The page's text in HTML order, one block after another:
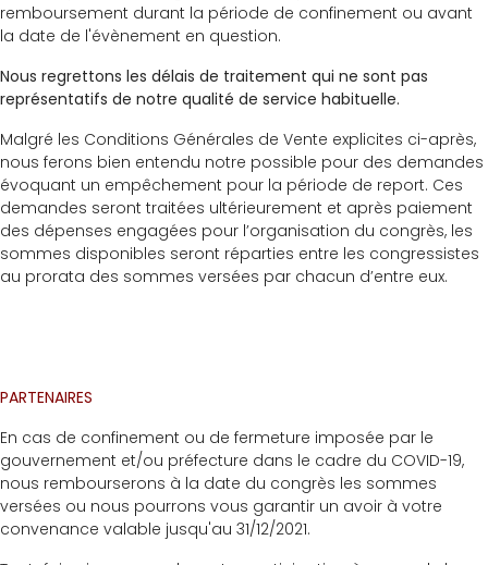
remboursement durant la période de confinement ou avant
la date de l'évènement en question.
Nous regrettons les délais de traitement qui ne sont pas
représentatifs de notre qualité de service habituelle.
Malgré les Conditions Générales de Vente explicites ci-après,
nous ferons bien entendu notre possible pour des demandes
évoquant un empêchement pour la période de report. Ces
demandes seront traitées ultérieurement et après paiement
des dépenses engagées pour l’organisation du congrès, les
sommes disponibles seront réparties entre les congressistes
au prorata des sommes versées par chacun d’entre eux.
PARTENAIRES
En cas de confinement ou de fermeture imposée par le
gouvernement et/ou préfecture dans le cadre du COVID-19,
nous rembourserons à la date du congrès les sommes
versées ou nous pourrons vous garantir un avoir à votre
convenance valable jusqu'au 31/12/2021.